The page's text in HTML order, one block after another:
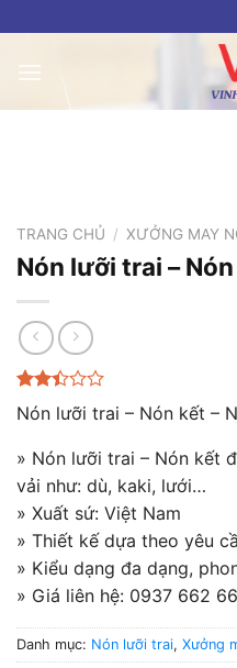
to
content
TRANG CHỦ / XƯỞNG MAY
Nón lưỡi trai –
2.38
trên
dựa
trên
24
đánh
giá
Nón lưỡi trai – Nón kết –
» Nón lưỡi trai – Nón kết
vải như: dù, kaki, lưới…
» Xuất sứ: Việt Nam
» Thiết kế dựa theo yêu
» Kiểu dạng đa dạng,
» Giá liên hệ: 0937 662
Danh mục: Nón lưỡi trai, Xưởng